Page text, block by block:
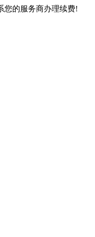
您的服务商办理续费!